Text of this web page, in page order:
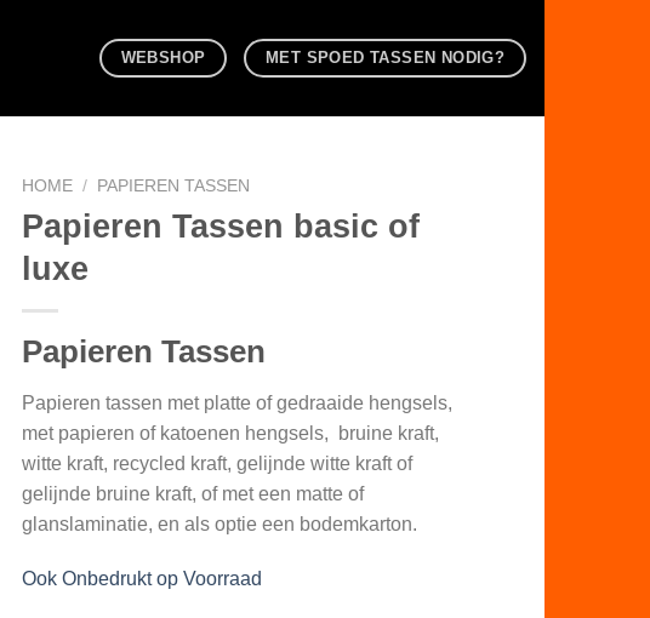
WEBSHOP MET SPOED TASSEN NODIG?
HOME / PAPIEREN TASSEN
Papieren Tassen basic of
luxe
Papieren Tassen
Papieren tassen met platte of gedraaide hengsels,
met papieren of katoenen hengsels, bruine kraft,
witte kraft, recycled kraft, gelijnde witte kraft of
gelijnde bruine kraft, of met een matte of
glanslaminatie, en als optie een bodemkarton.
Ook Onbedrukt op Voorraad